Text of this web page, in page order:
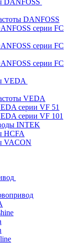
DANFOSS
DANFOSS
серии FC
серии FC
серии FC
VEDA
VEDA
серии VF 51
серии VF 101
INTEK
HCFA
VACON